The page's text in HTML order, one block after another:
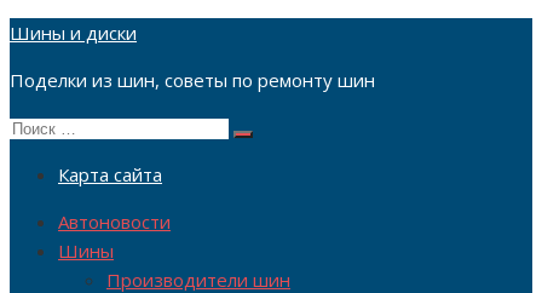
Перейти
содержимому
Шины и диски
Поделки из шин, советы по ремонту шин
Поиск
Поиск
Карта сайта
Автоновости
Шины
Производители шин